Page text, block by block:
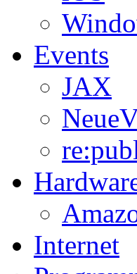
Events
JAX
Internet